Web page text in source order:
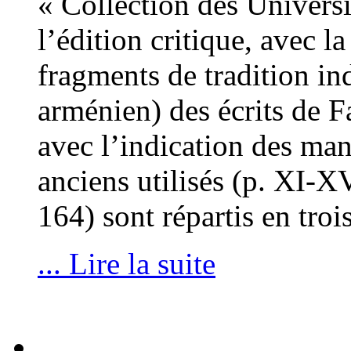
l’édition critique, avec
fragments de tradition
arménien) des écrits de
avec l’indication des
anciens utilisés (p. XI-
164) sont répartis en
... Lire la suite